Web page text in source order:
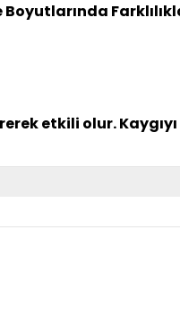
etkili olur. Kaygıyı